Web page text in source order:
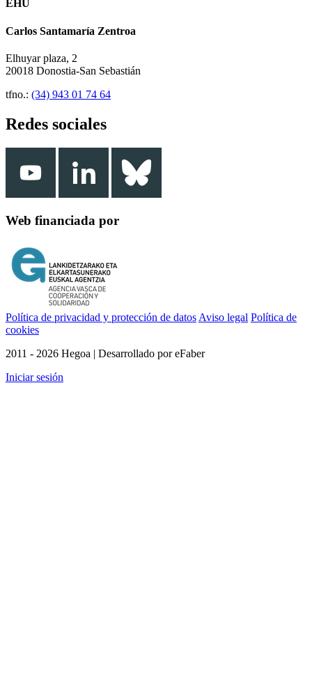
EHU
Carlos Santamaría Zentroa
Elhuyar plaza, 2
20018 Donostia-San Sebastián
tfno.: (34) 943 01 74 64
Redes sociales
Web financiada por
Política de privacidad y protección de datos Aviso legal Política de
cookies
2011 - 2026 Hegoa | Desarrollado por eFaber
Iniciar sesión